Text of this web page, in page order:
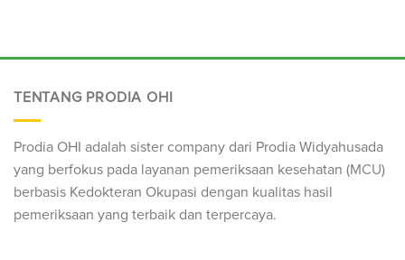
TENTANG PRODIA OHI
Prodia OHI adalah sister company dari Prodia Widyahusada
yang berfokus pada layanan pemeriksaan kesehatan (MCU)
berbasis Kedokteran Okupasi dengan kualitas hasil
pemeriksaan yang terbaik dan terpercaya.